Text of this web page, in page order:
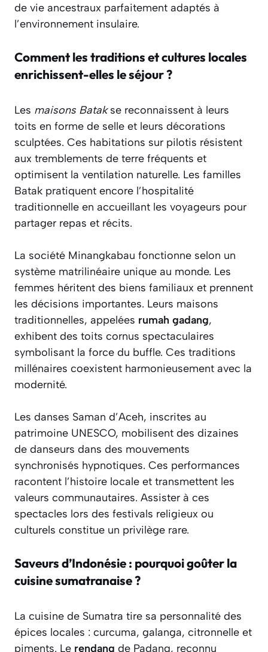
de vie ancestraux parfaitement adaptés à
l’environnement insulaire.
Comment les traditions et cultures locales
enrichissent-elles le séjour ?
Les maisons Batakse reconnaissent à leurs
toits en forme de selle et leurs décorations
sculptées. Ces habitations sur pilotis résistent
aux tremblements de terre fréquents et
optimisent la ventilation naturelle. Les familles
Batak pratiquent encore l’hospitalité
traditionnelle en accueillant les voyageurs pour
partager repas et récits.
La société Minangkabau fonctionne selon un
système matrilinéaire unique au monde. Les
femmes héritent des biens familiaux et prennent
les décisions importantes. Leurs maisons
traditionnelles, appelées rumah gadang,
exhibent des toits cornus spectaculaires
symbolisant la force du buffle. Ces traditions
millénaires coexistent harmonieusement avec la
modernité.
Les danses Saman d’Aceh, inscrites au
patrimoine UNESCO, mobilisent des dizaines
de danseurs dans des mouvements
synchronisés hypnotiques. Ces performances
racontent l’histoire locale et transmettent les
valeurs communautaires. Assister à ces
spectacles lors des festivals religieux ou
culturels constitue un privilège rare.
Saveurs d’Indonésie : pourquoi goûter la
cuisine sumatranaise ?
La cuisine de Sumatra tire sa personnalité des
épices locales : curcuma, galanga, citronnelle et
piments. Le rendang de Padang, reconnu